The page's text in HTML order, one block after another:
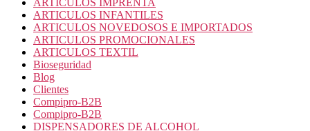
ARTICULOS IMPRENTA
ARTICULOS INFANTILES
ARTICULOS NOVEDOSOS E IMPORTADOS
ARTICULOS PROMOCIONALES
ARTICULOS TEXTIL
Bioseguridad
Blog
Clientes
Compipro-B2B
Compipro-B2B
DISPENSADORES DE ALCOHOL